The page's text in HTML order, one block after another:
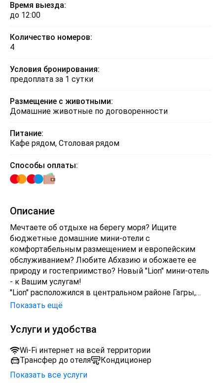
Время выезда:
до 12:00
Количество номеров:
4
Условия бронирования:
предоплата за 1 сутки
Размещение с животными:
Домашние животные по договоренности
Питание:
Кафе рядом, Столовая рядом
Способы оплаты:
Описание
Мечтаете об отдыхе на берегу моря? Ищите
бюджетные домашние мини-отели с
комфортабельным размещением и европейским
обслуживанием? Любите Абхазию и обожаете ее
природу и гостеприимство? Новый "Lion" мини-отель
- к Вашим услугам!
"Lion" расположился в центральном районе Гагры,
аутентичной Абхазии на берегу теплого Черного
Состоит из основного центрального трехэтажного
здания и располагает просторными и комфортными
номерами самых востребованных категорий,
обустроенными по всем стандартам бизнеса
Во внутреннем дворике, скрытым от посторонних
Показать ещё
Услуги и удобства
Wi-Fi интернет на всей территории
Трансфер до отеля
Кондиционер
Показать все услуги